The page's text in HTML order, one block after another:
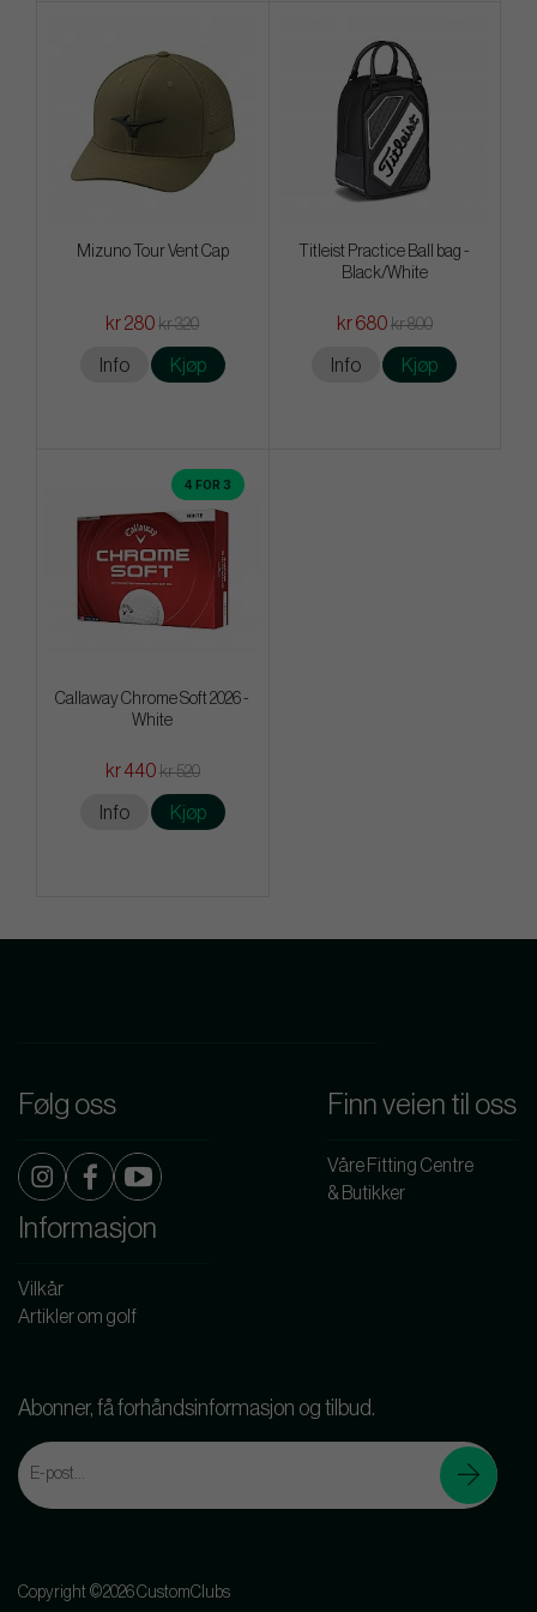
Mizuno Tour Vent Cap
kr 280 kr 320
Info Kjøp
Titleist Practice Ball bag -
Black/White
kr 680 kr 800
Info Kjøp
4 FOR 3
Callaway Chrome Soft 2026 -
White
kr 440 kr 520
Info Kjøp
Følg oss Finn veien til oss
Våre Fitting Centre
& Butikker
Informasjon
Vilkår
Artikler om golf
Abonner, få forhåndsinformasjon og tilbud.
Copyright ©2026 CustomClubs